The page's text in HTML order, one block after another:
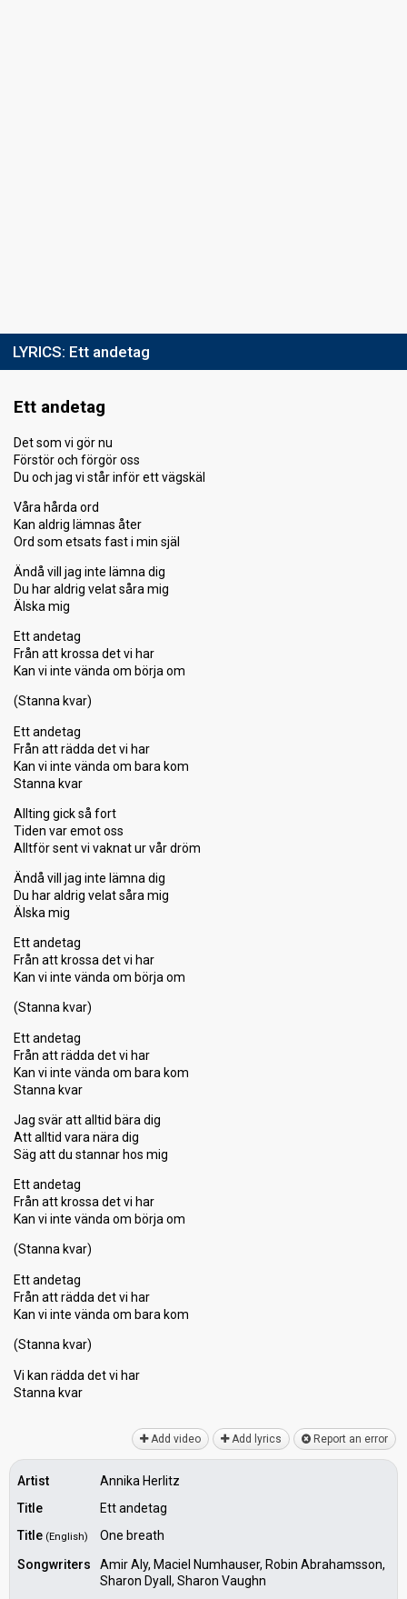
LYRICS: Ett andetag
Ett andetag
Det som vi gör nu
Förstör och förgör oss
Du och jag vi står inför ett vägskäl
Våra hårda ord
Kan aldrig lämnas åter
Ord som etsats fast i min själ
Ändå vill jag inte lämna dig
Du har aldrig velat såra mig
Älska mig
Ett andetag
Från att krossa det vi har
Kan vi inte vända om börja om
(Stanna kvar)
Ett andetag
Från att rädda det vi har
Kan vi inte vända om bara kom
Stanna kvar
Allting gick så fort
Tiden var emot oss
Alltför sent vi vaknat ur vår dröm
Ändå vill jag inte lämna dig
Du har aldrig velat såra mig
Älska mig
Ett andetag
Från att krossa det vi har
Kan vi inte vända om börja om
(Stanna kvar)
Ett andetag
Från att rädda det vi har
Kan vi inte vända om bara kom
Stanna kvar
Jag svär att alltid bära dig
Att alltid vara nära dig
Säg att du stannar hos mig
Ett andetag
Från att krosѕa det vi har
Kan vi inte vända om börja om
(Stanna kvar)
Ett andetag
Från att rädda det vi har
Kan vi inte vända om bara kom
(Stanna kvar)
Vi kan rädda det vi har
Stanna kvаr
Add video Add lyrics Report an error
Artist
Annika Herlitz
Title
Ett andetag
Title (English)
One breath
Songwriters
Amir Aly, Maciel Numhauser, Robin Abrahamsson,
Sharon Dyall, Sharon Vaughn